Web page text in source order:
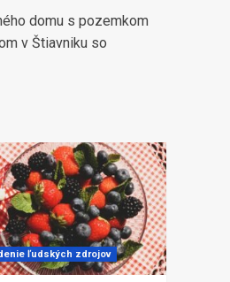
domu s pozemkom
v Štiavniku so
ľudských zdrojov